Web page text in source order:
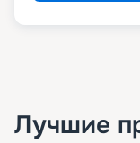
Лучшие